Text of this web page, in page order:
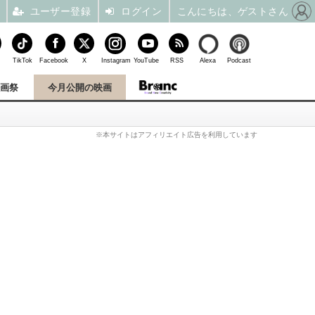
祭 今月公開の映画
※本サイトはアフィリエイト広告を利用しています
TikTok Facebook X Instagram YouTube RSS Alexa Podcast
ユーザー登録 ログイン こんにちは、ゲストさん